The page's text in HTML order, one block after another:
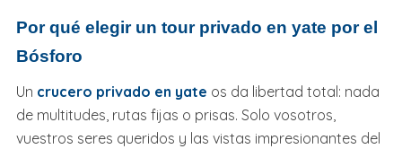
Por qué elegir un tour privado en yate por el
Bósforo
Un crucero privado en yate os da libertad total: nada
de multitudes, rutas fijas o prisas. Solo vosotros,
vuestros seres queridos y las vistas impresionantes del